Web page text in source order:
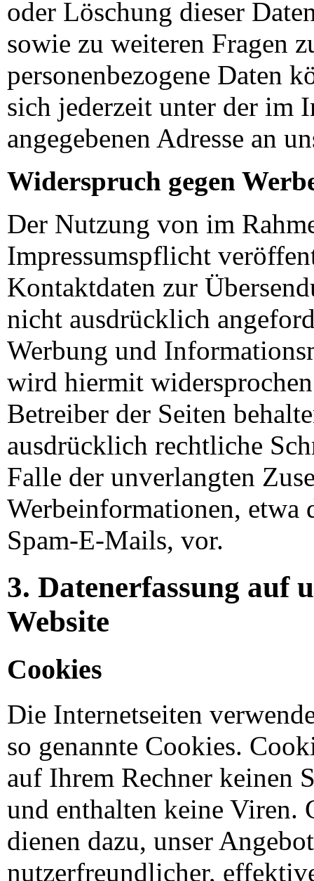
oder Löschung dieser
sowie zu weiteren Fragen
personenbezogene Daten
sich jederzeit unter der im
angegebenen Adresse an
Widerspruch gegen
Der Nutzung von im
Impressumspflicht
Kontaktdaten zur
nicht ausdrücklich
Werbung und
wird hiermit
Betreiber der Seiten
ausdrücklich rechtliche
Falle der unverlangten
Werbeinformationen, etwa
Spam-E-Mails, vor.
3. Datenerfassung auf
Website
Cookies
Die Internetseiten
so genannte Cookies.
auf Ihrem Rechner keinen
und enthalten keine Viren.
dienen dazu, unser Angebot
nutzerfreundlicher,